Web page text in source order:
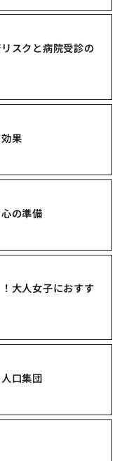
スクと病院受診の
果
の準備
大人女子におすす
口集団